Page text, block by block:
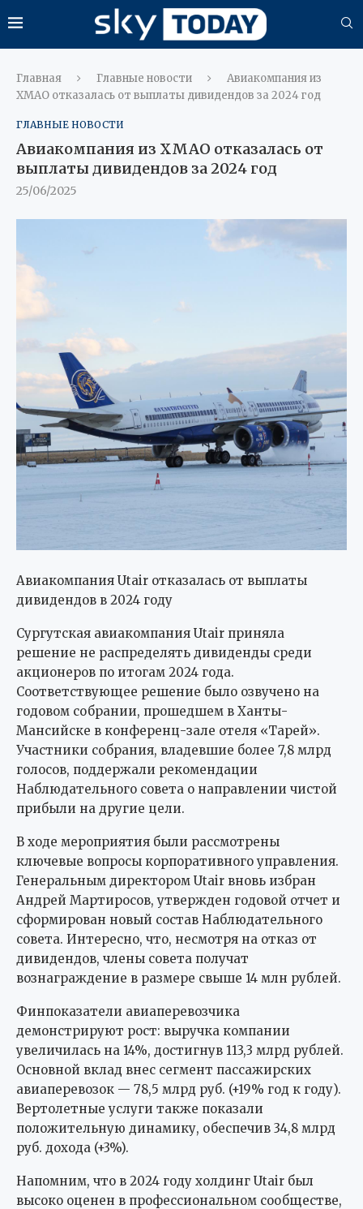
Главная Главные новости
Авиакомпания из
ХМАО отказалась от выплаты дивидендов за 2024 год
ГЛАВНЫЕ НОВОСТИ
Авиакомпания из ХМАО отказалась от
выплаты дивидендов за 2024 год
25/06/2025
Авиакомпания Utair отказалась от выплаты
дивидендов в 2024 году
Сургутская авиакомпания Utair приняла
решение не распределять дивиденды среди
акционеров по итогам 2024 года.
Соответствующее решение было озвучено на
годовом собрании, прошедшем в Ханты-
Мансийске в конференц-зале отеля «Тарей».
Участники собрания, владевшие более 7,8 млрд
голосов, поддержали рекомендации
Наблюдательного совета о направлении чистой
прибыли на другие цели.
В ходе мероприятия были рассмотрены
ключевые вопросы корпоративного управления.
Генеральным директором Utair вновь избран
Андрей Мартиросов, утвержден годовой отчет и
сформирован новый состав Наблюдательного
совета. Интересно, что, несмотря на отказ от
дивидендов, члены совета получат
вознаграждение в размере свыше 14 млн рублей.
Финпоказатели авиаперевозчика
демонстрируют рост: выручка компании
увеличилась на 14%, достигнув 113,3 млрд рублей.
Основной вклад внес сегмент пассажирских
авиаперевозок — 78,5 млрд руб. (+19% год к году).
Вертолетные услуги также показали
положительную динамику, обеспечив 34,8 млрд
руб. дохода (+3%).
Напомним, что в 2024 году холдинг Utair был
высоко оценен в профессиональном сообществе,